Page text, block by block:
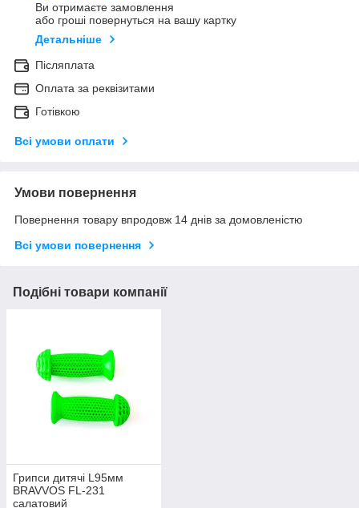
Ви отримаєте замовлення
або гроші повернуться на вашу картку
Детальніше
Післяплата
Оплата за реквізитами
Готівкою
Всі умови оплати
Умови повернення
Повернення товару впродовж 14 днів за домовленістю
Всі умови повернення
Подібні товари компанії
Грипси дитячі L95мм
BRAVVOS FL-231
салатовий